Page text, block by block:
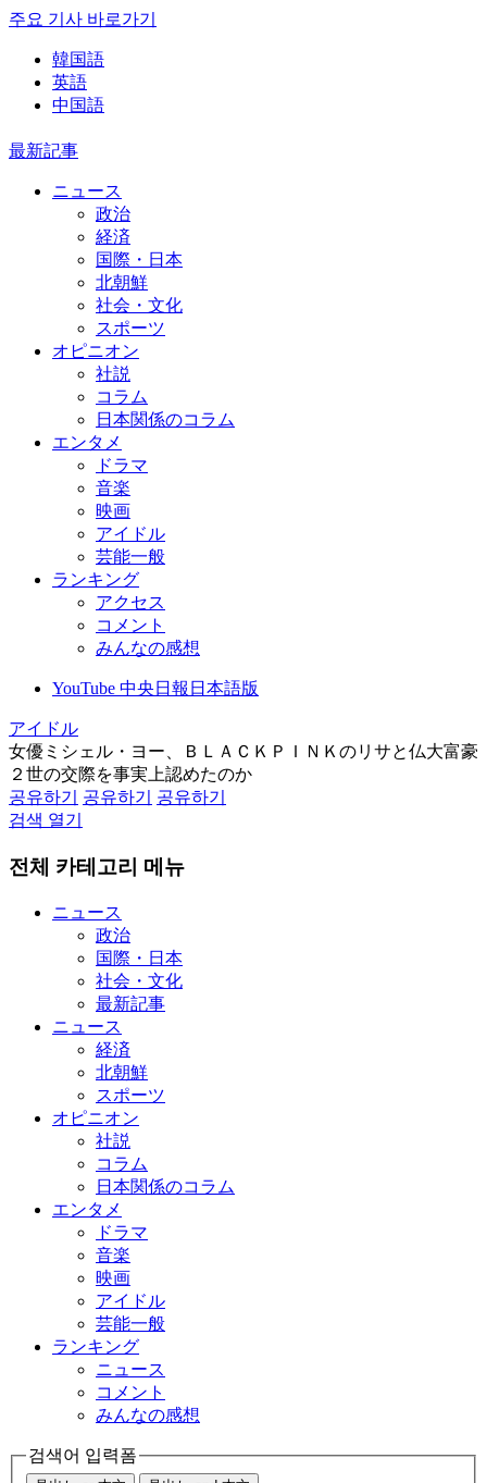
주요 기사 바로가기
韓国語
英語
中国語
最新記事
ニュース
政治
経済
国際・日本
北朝鮮
社会・文化
スポーツ
オピニオン
社説
コラム
日本関係のコラム
エンタメ
ドラマ
音楽
映画
アイドル
芸能一般
ランキング
アクセス
コメント
みんなの感想
YouTube 中央日報日本語版
アイドル
女優ミシェル・ヨー、ＢＬＡＣＫＰＩＮＫのリサと仏大富豪
２世の交際を事実上認めたのか
공유하기
공유하기
공유하기
검색 열기
전체 카테고리 메뉴
ニュース
政治
国際・日本
社会・文化
最新記事
ニュース
経済
北朝鮮
スポーツ
オピニオン
社説
コラム
日本関係のコラム
エンタメ
ドラマ
音楽
映画
アイドル
芸能一般
ランキング
ニュース
コメント
みんなの感想
검색어 입력폼